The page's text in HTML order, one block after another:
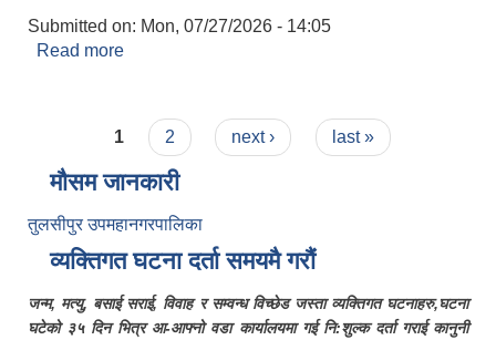
Submitted on: Mon, 07/27/2026 - 14:05
Read more
Pages
1 2 next › last »
मौसम जानकारी
तुलसीपुर उपमहानगरपालिका
व्यक्तिगत घटना दर्ता समयमै गरौं
जन्म, मत्यु, बसाई सराई, विवाह र सम्वन्ध विच्छेड जस्ता व्यक्तिगत घटनाहरु,घटना
घटेको ३५ दिन भित्र आ-आफ्नो वडा कार्यालयमा गई नि:शुल्क दर्ता गराई कानुनी